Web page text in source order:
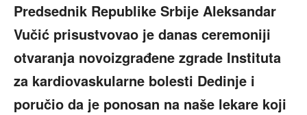
Predsednik Republike Srbije Aleksandar
Vučić prisustvovao je danas ceremoniji
otvaranja novoizgrađene zgrade Instituta
za kardiovaskularne bolesti Dedinje i
poručio da je ponosan na naše lekare koji